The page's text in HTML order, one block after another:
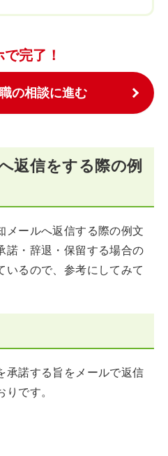
完了！
の相談に進む
返信をする際の例
メールへ返信する際の例文
諾・辞退・保留する場合の
いるので、参考にしてみて
承諾する旨をメールで返信
です。